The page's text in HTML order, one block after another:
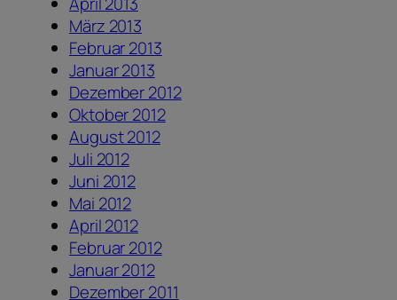
März 2013
Februar 2013
Januar 2013
Dezember 2012
Oktober 2012
August 2012
Juli 2012
Juni 2012
Mai 2012
April 2012
Februar 2012
Januar 2012
Dezember 2011